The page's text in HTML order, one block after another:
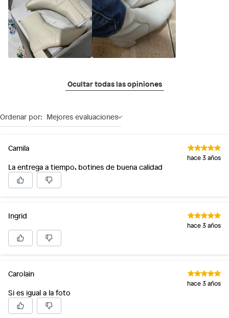
Ocultar todas las opiniones
Ordenar por: Mejores evaluaciones
Camila
hace 3 años
La entrega a tiempo, botines de buena calidad
Ingrid
hace 3 años
Carolain
hace 3 años
Si es igual a la foto